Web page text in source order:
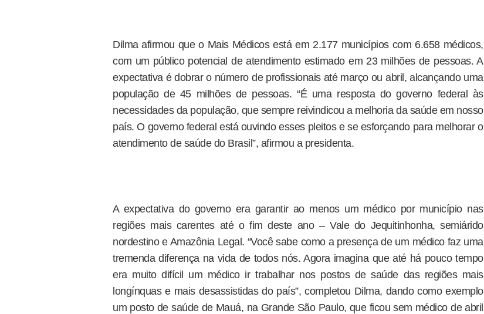
Dilma afirmou que o Mais Médicos está em 2.177 municípios com 6.658 médicos,
com um público potencial de atendimento estimado em 23 milhões de pessoas. A
expectativa é dobrar o número de profissionais até março ou abril, alcançando uma
população de 45 milhões de pessoas. “É uma resposta do governo federal às
necessidades da população, que sempre reivindicou a melhoria da saúde em nosso
país. O governo federal está ouvindo esses pleitos e se esforçando para melhorar o
atendimento de saúde do Brasil”, afirmou a presidenta.
A expectativa do governo era garantir ao menos um médico por município nas
regiões mais carentes até o fim deste ano – Vale do Jequitinhonha, semiárido
nordestino e Amazônia Legal. “Você sabe como a presença de um médico faz uma
tremenda diferença na vida de todos nós. Agora imagina que até há pouco tempo
era muito difícil um médico ir trabalhar nos postos de saúde das regiões mais
longínquas e mais desassistidas do país”, completou Dilma, dando como exemplo
um posto de saúde de Mauá, na Grande São Paulo, que ficou sem médico de abril